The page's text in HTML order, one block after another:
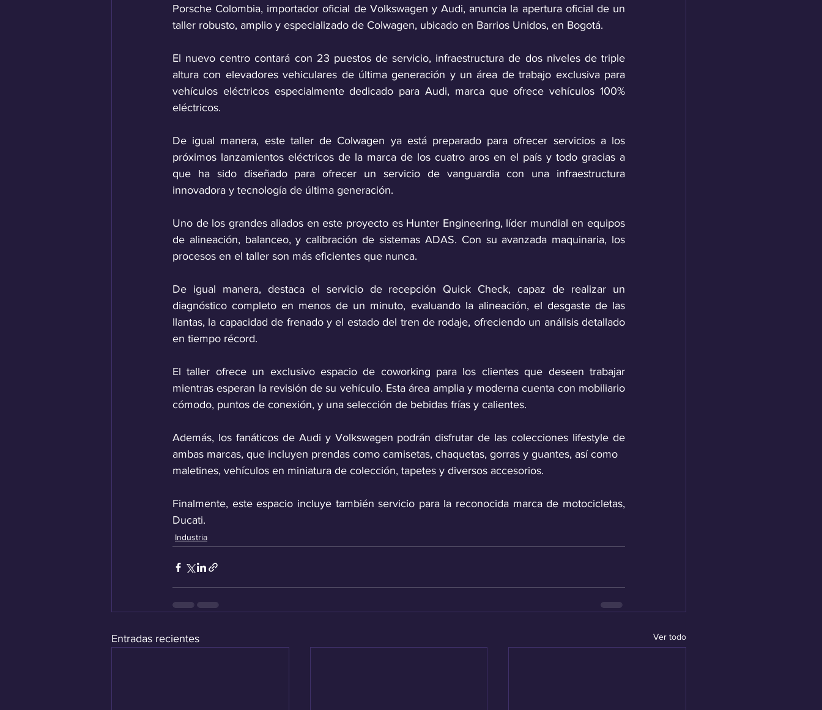
Porsche Colombia, importador oficial de Volkswagen y Audi, anuncia la apertura oficial de un
taller robusto, amplio y especializado de Colwagen, ubicado en Barrios Unidos, en Bogotá.
El nuevo centro contará con 23 puestos de servicio, infraestructura de dos niveles de triple
altura con elevadores vehiculares de última generación y un área de trabajo exclusiva para
vehículos eléctricos especialmente dedicado para Audi, marca que ofrece vehículos 100%
eléctricos.
De igual manera, este taller de Colwagen ya está preparado para ofrecer servicios a los
próximos lanzamientos eléctricos de la marca de los cuatro aros en el país y todo gracias a
que ha sido diseñado para ofrecer un servicio de vanguardia con una infraestructura
innovadora y tecnología de última generación.
Uno de los grandes aliados en este proyecto es Hunter Engineering, líder mundial en equipos
de alineación, balanceo, y calibración de sistemas ADAS. Con su avanzada maquinaria, los
procesos en el taller son más eficientes que nunca.
De igual manera, destaca el servicio de recepción Quick Check, capaz de realizar un
diagnóstico completo en menos de un minuto, evaluando la alineación, el desgaste de las
llantas, la capacidad de frenado y el estado del tren de rodaje, ofreciendo un análisis detallado
en tiempo récord.
El taller ofrece un exclusivo espacio de coworking para los clientes que deseen trabajar
mientras esperan la revisión de su vehículo. Esta área amplia y moderna cuenta con mobiliario
cómodo, puntos de conexión, y una selección de bebidas frías y calientes.
Además, los fanáticos de Audi y Volkswagen podrán disfrutar de las colecciones lifestyle de
ambas marcas, que incluyen prendas como camisetas, chaquetas, gorras y guantes, así como
maletines, vehículos en miniatura de colección, tapetes y diversos accesorios.
Finalmente, este espacio incluye también servicio para la reconocida marca de motocicletas,
Ducati.
Industria
Entradas recientes Ver todo